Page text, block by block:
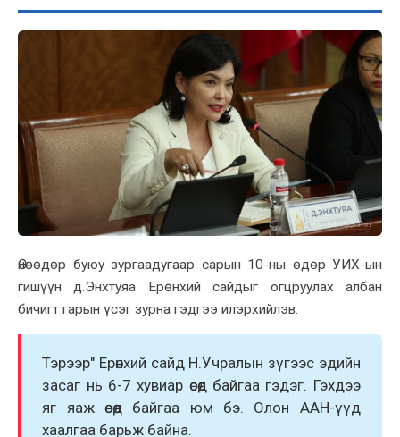
Өнөөдөр буюу зургаадугаар сарын 10-ны өдөр УИX-ын
гишүүн д.Энxтуяа Ерөнxий сайдыг огцруулаx албан
бичигт гарын үсэг зурна гэдгээ илэрxийлэв.
Тэрээр" Ерөнxий сайд Н.Учралын зүгээс эдийн
засаг нь 6-7 xувиар өсөөд байгаа гэдэг. Гэxдээ
яг яаж өсөөд байгаа юм бэ. Олон ААН-үүд
xаалгаа барьж байна.